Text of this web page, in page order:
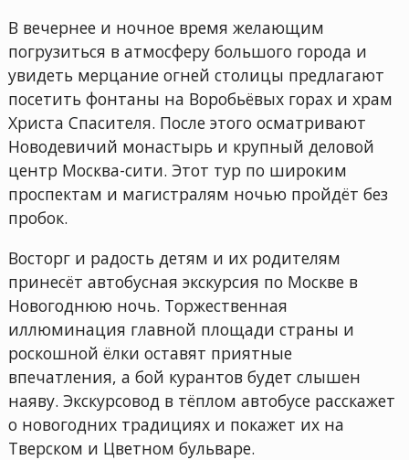
В вечернее и ночное время желающим
погрузиться в атмосферу большого города и
увидеть мерцание огней столицы предлагают
посетить фонтаны на Воробьёвых горах и храм
Христа Спасителя. После этого осматривают
Новодевичий монастырь и крупный деловой
центр Москва-сити. Этот тур по широким
проспектам и магистралям ночью пройдёт без
пробок.
Восторг и радость детям и их родителям
принесёт автобусная экскурсия по Москве в
Новогоднюю ночь. Торжественная
иллюминация главной площади страны и
роскошной ёлки оставят приятные
впечатления, а бой курантов будет слышен
наяву. Экскурсовод в тёплом автобусе расскажет
о новогодних традициях и покажет их на
Тверском и Цветном бульваре.